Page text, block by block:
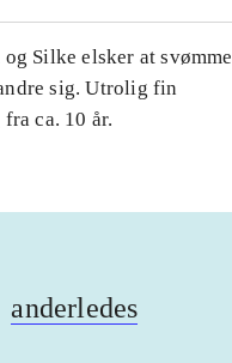
Silke elsker at svømme
sig. Utrolig fin
ca. 10 år.
anderledes